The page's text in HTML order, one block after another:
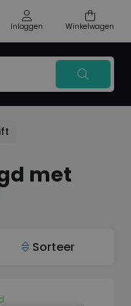
Inloggen Winkelwagen
met
Sorteer